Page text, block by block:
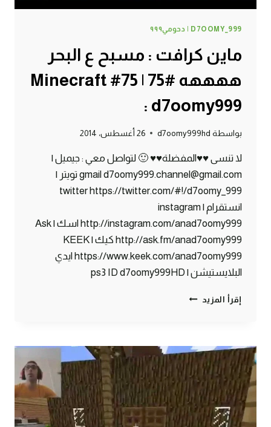
D7OOMY_999 | دحومي٩٩٩
ماين كرافت : مسبح ع البحر
ههههه #75 | 75# Minecraft
: d7oomy999
بواسطة d7oomy999hd 26 أغسطس، 2014
لا تنسى ♥♥المفضلة♥♥ 🙂 لتواصل معي : جيميل |
gmail d7oomy999.channel@gmail.com تويتر |
twitter https://twitter.com/#!/d7oomy_999
انستقرام | instagram
http://instagram.com/anad7oomy999 اسك | Ask
http://ask.fm/anad7oomy999 كيك | KEEK
https://www.keek.com/anad7oomy999 ايدي
البلايستيشن | ps3 ID d7oomy999HD
إقرأ المزيد ماين
ع
البحر
ههههه
|
75#
MINECRAFT